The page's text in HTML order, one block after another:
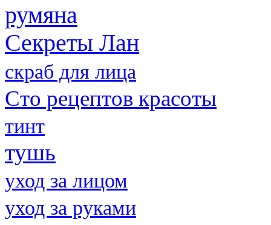
румяна
Секреты Лан
скраб для лица
Сто рецептов красоты
тинт
тушь
уход за лицом
уход за руками